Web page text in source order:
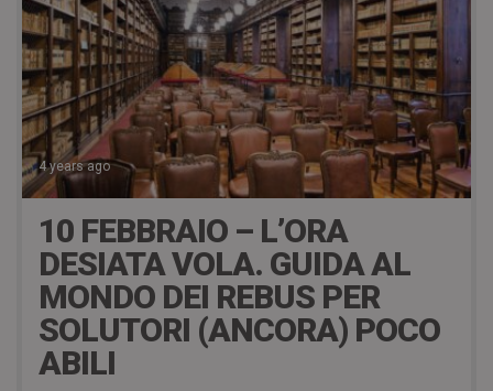
4 years ago
10 FEBBRAIO – L’ORA
DESIATA VOLA. GUIDA AL
MONDO DEI REBUS PER
SOLUTORI (ANCORA) POCO
ABILI